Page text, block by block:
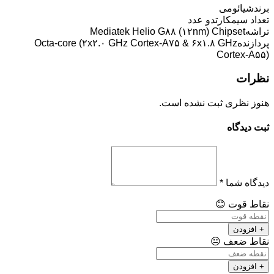
برندشیائومی
تعداد سیمکارتدو عدد
تراشهMediatek Helio G۸۸ (۱۲nm) Chipset
پردازندهOcta-core (۲x۲.۰ GHz Cortex-A۷۵ & ۶x۱.۸ GHz
Cortex-A۵۵)
نظرات
هنوز نظری ثبت نشده است.
ثبت دیدگاه
دیدگاه شما *
نقاط قوت 😊
+ افزودن
نقاط ضعف 😐
+ افزودن